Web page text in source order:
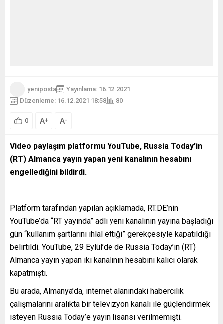
yeniposta
Yayınlama: 16.12.2021
Düzenleme: 16.12.2021 18:58
80
0 A+ A-
Video paylaşım platformu YouTube, Russia Today’in
(RT) Almanca yayın yapan yeni kanalının hesabını
engellediğini bildirdi.
Platform tarafından yapılan açıklamada, RT.DE’nin
YouTube’da “RT yayında” adlı yeni kanalının yayına başladığı
gün “kullanım şartlarını ihlal ettiği” gerekçesiyle kapatıldığı
belirtildi. YouTube, 29 Eylül’de de Russia Today’in (RT)
Almanca yayın yapan iki kanalının hesabını kalıcı olarak
kapatmıştı.
Bu arada, Almanya’da, internet alanındaki habercilik
çalışmalarını aralıkta bir televizyon kanalı ile güçlendirmek
isteyen Russia Today’e yayın lisansı verilmemişti.